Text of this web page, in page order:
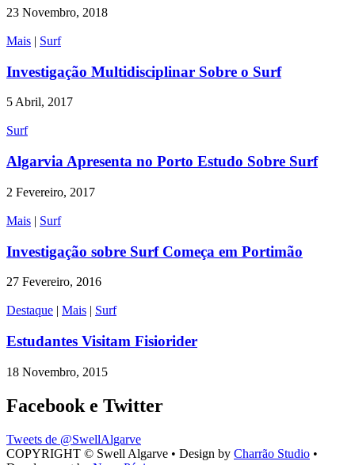
23 Novembro, 2018
Mais | Surf
Investigação Multidisciplinar Sobre o Surf
5 Abril, 2017
Surf
Algarvia Apresenta no Porto Estudo Sobre Surf
2 Fevereiro, 2017
Mais | Surf
Investigação sobre Surf Começa em Portimão
27 Fevereiro, 2016
Destaque | Mais | Surf
Estudantes Visitam Fisiorider
18 Novembro, 2015
Facebook e Twitter
Tweets de @SwellAlgarve
COPYRIGHT © Swell Algarve • Design by Charrão Studio •